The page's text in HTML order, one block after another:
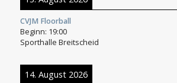
CVJM Floorball
Beginn: 19:00
Sporthalle Breitscheid
14. August 2026